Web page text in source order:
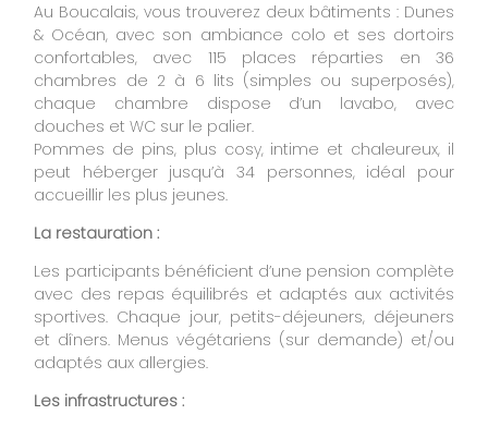
Au Boucalais, vous trouverez deux bâtiments : Dunes
& Océan, avec son ambiance colo et ses dortoirs
confortables, avec 115 places réparties en 36
chambres de 2 à 6 lits (simples ou superposés),
chaque chambre dispose d’un lavabo, avec
douches et WC sur le palier.
Pommes de pins, plus cosy, intime et chaleureux, il
peut héberger jusqu’à 34 personnes, idéal pour
accueillir les plus jeunes.
La restauration :
Les participants bénéficient d’une pension complète
avec des repas équilibrés et adaptés aux activités
sportives. Chaque jour, petits-déjeuners, déjeuners
et dîners. Menus végétariens (sur demande) et/ou
adaptés aux allergies.
Les infrastructures :